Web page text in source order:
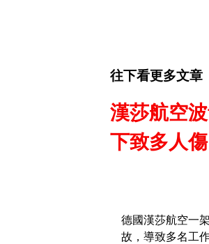
往下看更多文章
漢莎航空
下致多人傷
德國漢莎航空一
故，導致多名工